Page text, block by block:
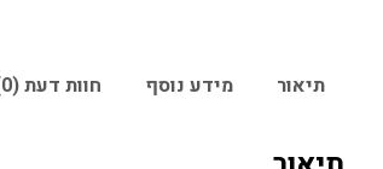
תיאור
מידע נוסף חוות דעת (0)